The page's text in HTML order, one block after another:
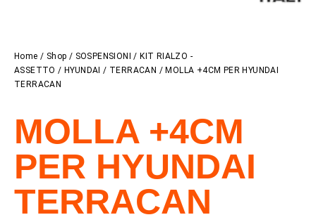
Home / Shop / SOSPENSIONI /KIT RIALZO -
ASSETTO /HYUNDAI / TERRACAN / MOLLA +4CM PER HYUNDAI
TERRACAN
MOLLA +4CM
PER HYUNDAI
TERRACAN